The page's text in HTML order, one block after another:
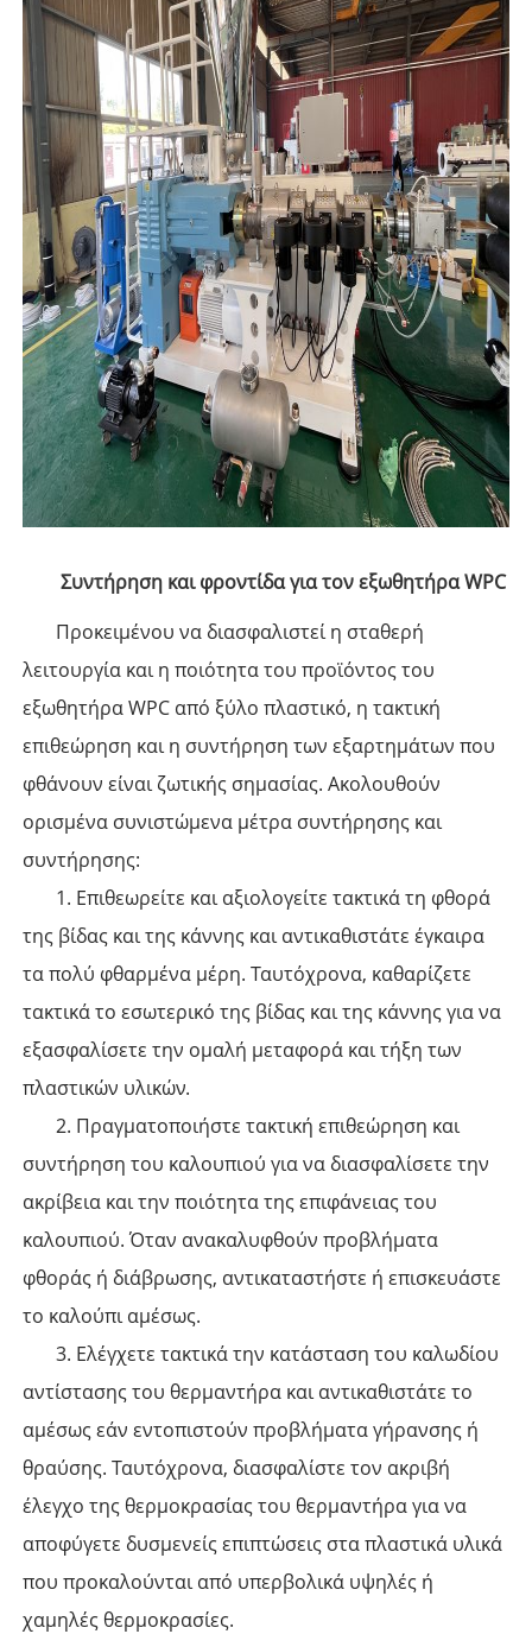
Συντήρηση και φροντίδα για τον εξωθητήρα WPC
Προκειμένου να διασφαλιστεί η σταθερή
λειτουργία και η ποιότητα του προϊόντος του
εξωθητήρα WPC από ξύλο πλαστικό, η τακτική
επιθεώρηση και η συντήρηση των εξαρτημάτων που
φθάνουν είναι ζωτικής σημασίας. Ακολουθούν
ορισμένα συνιστώμενα μέτρα συντήρησης και
συντήρησης:
1. Επιθεωρείτε και αξιολογείτε τακτικά τη φθορά
της βίδας και της κάννης και αντικαθιστάτε έγκαιρα
τα πολύ φθαρμένα μέρη. Ταυτόχρονα, καθαρίζετε
τακτικά το εσωτερικό της βίδας και της κάννης για να
εξασφαλίσετε την ομαλή μεταφορά και τήξη των
πλαστικών υλικών.
2. Πραγματοποιήστε τακτική επιθεώρηση και
συντήρηση του καλουπιού για να διασφαλίσετε την
ακρίβεια και την ποιότητα της επιφάνειας του
καλουπιού. Όταν ανακαλυφθούν προβλήματα
φθοράς ή διάβρωσης, αντικαταστήστε ή επισκευάστε
το καλούπι αμέσως.
3. Ελέγχετε τακτικά την κατάσταση του καλωδίου
αντίστασης του θερμαντήρα και αντικαθιστάτε το
αμέσως εάν εντοπιστούν προβλήματα γήρανσης ή
θραύσης. Ταυτόχρονα, διασφαλίστε τον ακριβή
έλεγχο της θερμοκρασίας του θερμαντήρα για να
αποφύγετε δυσμενείς επιπτώσεις στα πλαστικά υλικά
που προκαλούνται από υπερβολικά υψηλές ή
χαμηλές θερμοκρασίες.